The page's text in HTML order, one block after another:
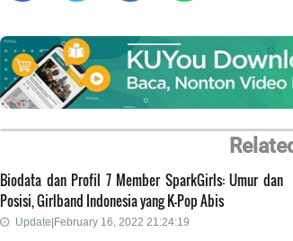
Biodata dan Profil 7 Member SparkGirls: Umur dan
Posisi, Girlband Indonesia yang K-Pop Abis
Update|February 16, 2022 21:24:19